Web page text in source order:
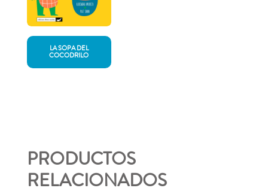
LA SOPA DEL
COCODRILO
PRODUCTOS
RELACIONADOS